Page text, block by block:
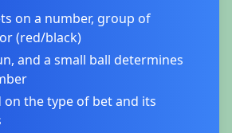
on a number, group of
(red/black)
and a small ball determines
on the type of bet and its